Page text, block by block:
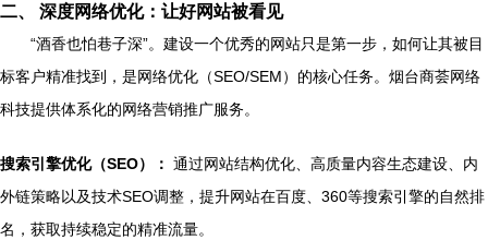
二、 深度网络优化：让好网站被看见
“酒香也怕巷子深”。建设一个优秀的网站只是第一步，如何让其被目
标客户精准找到，是网络优化（SEO/SEM）的核心任务。烟台商荟网络
科技提供体系化的网络营销推广服务。
搜索引擎优化（SEO）： 通过网站结构优化、高质量内容生态建设、内
外链策略以及技术SEO调整，提升网站在百度、360等搜索引擎的自然排
名，获取持续稳定的精准流量。